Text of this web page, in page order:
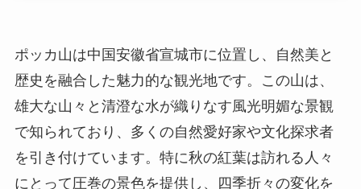
にとって圧巻の景色を提供し、四季折々の変化を
楽しむことができます。
所在地